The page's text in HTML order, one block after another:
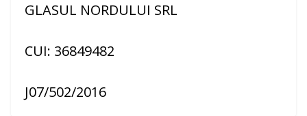
GLASUL NORDULUI SRL
CUI: 36849482
J07/502/2016